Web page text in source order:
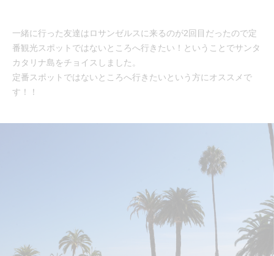
一緒に行った友達はロサンゼルスに来るのが2回目だったので定
番観光スポットではないところへ行きたい！ということでサンタ
カタリナ島をチョイスしました。
定番スポットではないところへ行きたいという方にオススメで
す！！